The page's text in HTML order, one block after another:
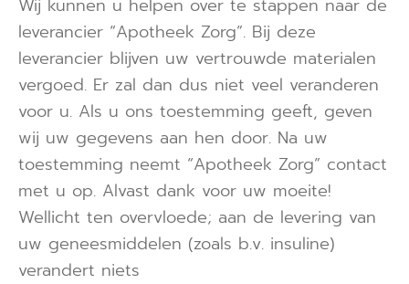
Wij kunnen u helpen over te stappen naar de
leverancier “Apotheek Zorg”. Bij deze
leverancier blijven uw vertrouwde materialen
vergoed. Er zal dan dus niet veel veranderen
voor u. Als u ons toestemming geeft, geven
wij uw gegevens aan hen door. Na uw
toestemming neemt “Apotheek Zorg” contact
met u op. Alvast dank voor uw moeite!
Wellicht ten overvloede; aan de levering van
uw geneesmiddelen (zoals b.v. insuline)
verandert niets